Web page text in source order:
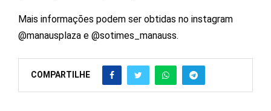
Mais informações podem ser obtidas no instagram
@manausplaza e @sotimes_manauss.
COMPARTILHE